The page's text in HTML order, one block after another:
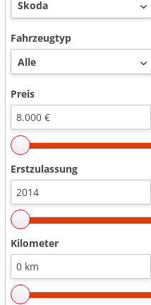
Fahrzeugtyp
Preis
Erstzulassung
Kilometer